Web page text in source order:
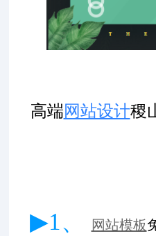
高端网站设计稷
▶1、 网站模板